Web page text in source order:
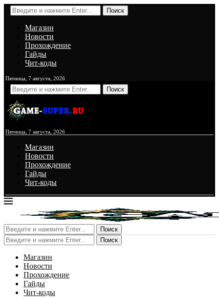
Поиск
Магазин
Новости
Прохождение
Гайды
Чит-коды
Пятница, 7 августа, 2026
Поиск
Пятница, 7 августа, 2026
Магазин
Новости
Прохождение
Гайды
Чит-коды
Поиск
Поиск
Магазин
Новости
Прохождение
Гайды
Чит-коды